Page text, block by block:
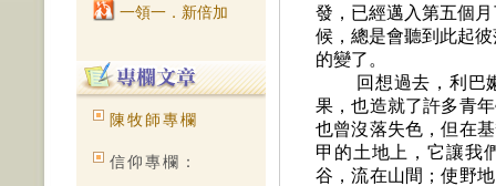
一領一．新倍加
陳牧師專欄
信仰專欄：
發，已經邁入第五個
候，總是會聽到此起
的變了。
回想過去，利巴
果，也造就了許多青
也曾沒落失色，但在
甲 的土地上，它讓我
谷，流在山間；使野